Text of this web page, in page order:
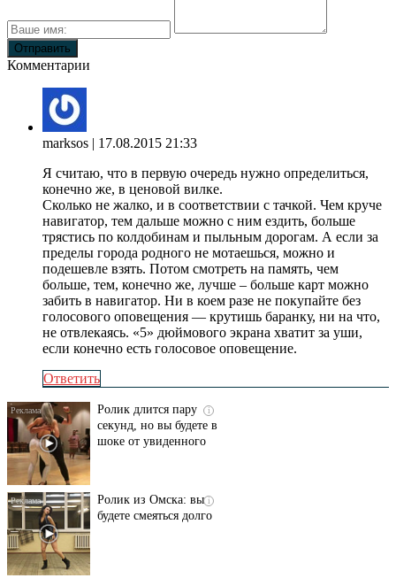
Комментарии
marksos | 17.08.2015 21:33
Я считаю, что в первую очередь нужно определиться,
конечно же, в ценовой вилке.
Сколько не жалко, и в соответствии с тачкой. Чем круче
навигатор, тем дальше можно с ним ездить, больше
трястись по колдобинам и пыльным дорогам. А если за
пределы города родного не мотаешься, можно и
подешевле взять. Потом смотреть на память, чем
больше, тем, конечно же, лучше – больше карт можно
забить в навигатор. Ни в коем разе не покупайте без
голосового оповещения — крутишь баранку, ни на что,
не отвлекаясь. «5» дюймового экрана хватит за уши,
если конечно есть голосовое оповещение.
Ответить
i
Ролик длится пару
секунд, но вы будете в
шоке от увиденного
i
Ролик из Омска: вы
будете смеяться долго